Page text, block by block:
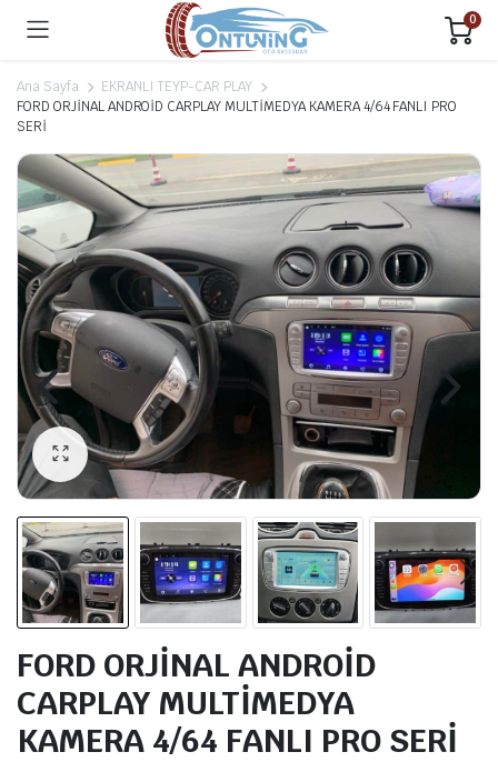
0
Ana Sayfa
EKRANLI TEYP-CAR PLAY
FORD ORJİNAL ANDROİD CARPLAY MULTİMEDYA KAMERA 4/64 FANLI PRO
SERİ
FORD ORJİNAL ANDROİD
CARPLAY MULTİMEDYA
KAMERA 4/64 FANLI PRO SERİ